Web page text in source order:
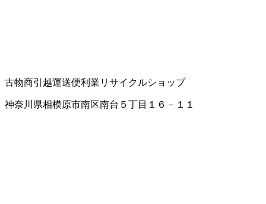
古物商引越運送便利業 リサイクルショップ
神奈川県相模原市南区南台５丁目１６－１１